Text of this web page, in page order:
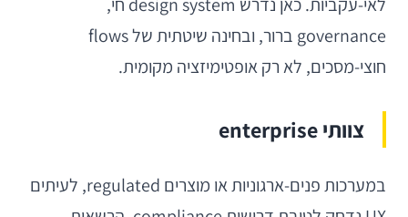
governance ברור, ובחינה שיטתית של flows
חוצי-מסכים, לא רק אופטימיזציה מקומית.
צוותי enterprise
במערכות פנים-ארגוניות או מוצרים regulated, לעיתים